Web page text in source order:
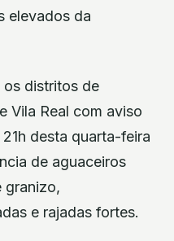
elevados da
distritos de
Vila Real com aviso
desta quarta-feira
de aguaceiros
granizo,
e rajadas fortes.